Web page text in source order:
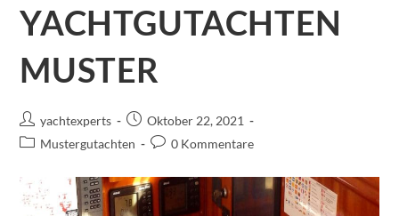
YACHTGUTACHTEN
MUSTER
yachtexperts
Oktober 22, 2021
Mustergutachten
0 Kommentare